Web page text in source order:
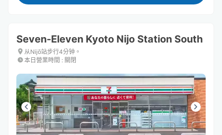
Seven-Eleven Kyoto Nijo Station South
从Nijō站步行4分钟。
本日營業時間 : 關閉